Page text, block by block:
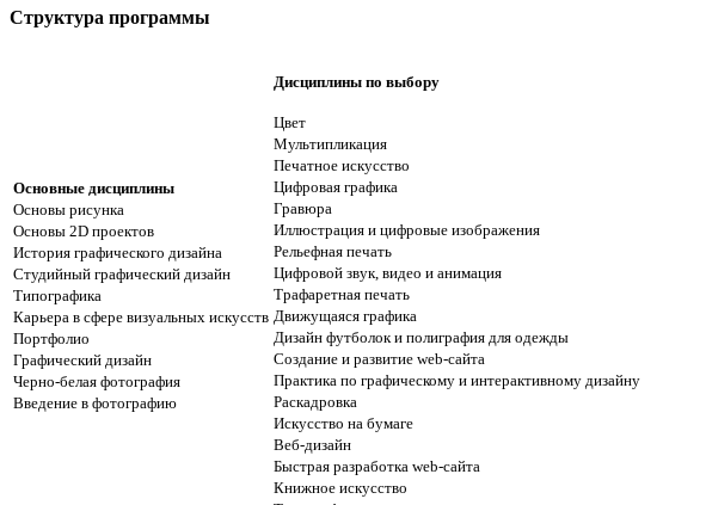
Структура программы
Основные дисциплины
Основы рисунка
Основы 2D проектов
История графического дизайна
Студийный графический дизайн
Типографика
Карьера в сфере визуальных искусств
Портфолио
Графический дизайн
Черно-белая фотография
Введение в фотографию
Дисциплины по выбору
Цвет
Мультипликация
Печатное искусство
Цифровая графика
Гравюра
Иллюстрация и цифровые изображения
Рельефная печать
Цифровой звук, видео и анимация
Трафаретная печать
Движущаяся графика
Дизайн футболок и полиграфия для одежды
Создание и развитие web-сайта
Практика по графическому и интерактивному дизайну
Раскадровка
Искусство на бумаге
Веб-дизайн
Быстрая разработка web-сайта
Книжное искусство